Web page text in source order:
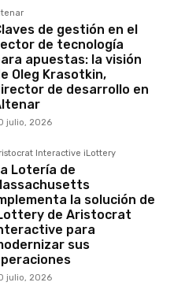
de gestión en el
de tecnología
apuestas: la visión
Oleg Krasotkin,
de desarrollo en
julio, 2026
Interactive iLottery
Lotería de
la solución de
de Aristocrat
para
sus
julio, 2026